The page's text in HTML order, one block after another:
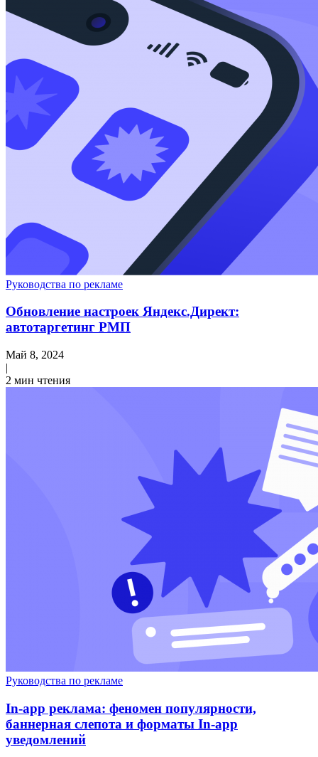
Руководства по рекламе
Обновление настроек Яндекс.Директ:
автотаргетинг РМП
Май 8, 2024
|
2 мин чтения
Руководства по рекламе
In-app реклама: феномен популярности,
баннерная слепота и форматы In-app
уведомлений